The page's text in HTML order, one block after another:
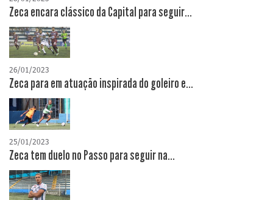
Zeca encara clássico da Capital para seguir...
26/01/2023
Zeca para em atuação inspirada do goleiro e...
25/01/2023
Zeca tem duelo no Passo para seguir na...